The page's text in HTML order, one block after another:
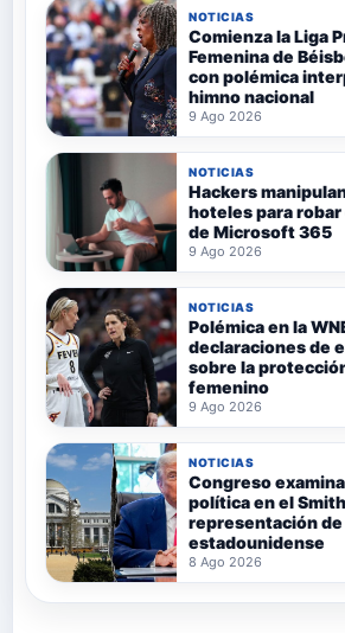
NOTICIAS
Comienza la Liga
Femenina de
con polémica
himno nacional
9 Ago 2026
NOTICIAS
Hackers
hoteles para
de Microsoft 365
9 Ago 2026
NOTICIAS
Polémica en la
declaraciones de
sobre la
femenino
9 Ago 2026
NOTICIAS
Congreso
política en el
representación
estadounidense
8 Ago 2026